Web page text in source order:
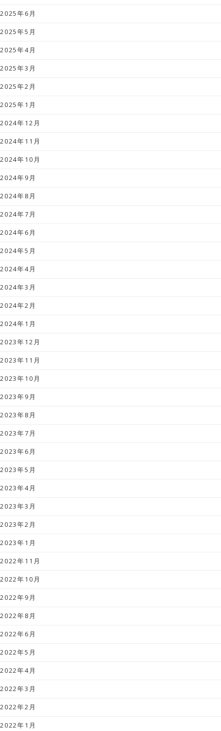
2025年6月
2025年5月
2025年4月
2025年3月
2025年2月
2025年1月
2024年12月
2024年11月
2024年10月
2024年9月
2024年8月
2024年7月
2024年6月
2024年5月
2024年4月
2024年3月
2024年2月
2024年1月
2023年12月
2023年11月
2023年10月
2023年9月
2023年8月
2023年7月
2023年6月
2023年5月
2023年4月
2023年3月
2023年2月
2023年1月
2022年11月
2022年10月
2022年9月
2022年8月
2022年6月
2022年5月
2022年4月
2022年3月
2022年2月
2022年1月